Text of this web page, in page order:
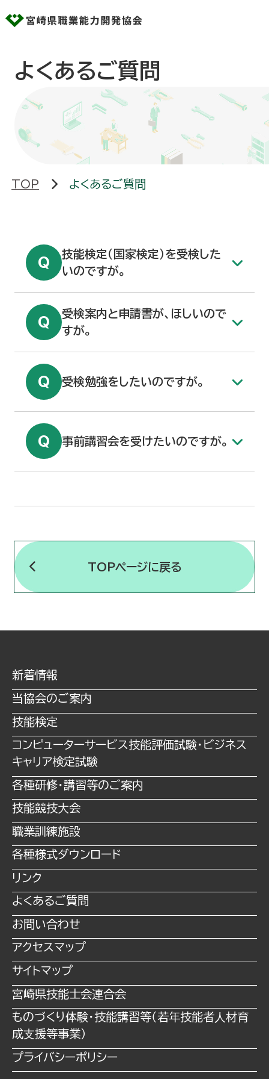
文字サイズ 標準 大
背景色 青 白
新着情報
当協会のご案内
コンピューターサービス技能評価試験・ビ
ジネスキャリア検定試験
各種研修・講習等のご案内
技能競技⼤会
職業訓練施設
各種様式ダウンロード
リンク
アクセスマップ
サイトマップ
宮崎県技能士会連合会
ものづくり体験・技能講習等（若年技能者
⼈材育成⽀援等事業）
プライバシーポリシー
よくあるご質問
TOP よくあるご質問
技能検定（国家検定）を受検した
いのですが。
受検案内と申請書が、ほしいので
すが。
受検勉強をしたいのですが。
事前講習会を受けたいのですが。
TOPページに戻る
新着情報
当協会のご案内
技能検定
コンピューターサービス技能評価試験・ビジネス
キャリア検定試験
各種研修・講習等のご案内
技能競技⼤会
職業訓練施設
各種様式ダウンロード
リンク
よくあるご質問
お問い合わせ
アクセスマップ
サイトマップ
宮崎県技能士会連合会
ものづくり体験・技能講習等（若年技能者⼈材育
成⽀援等事業）
プライバシーポリシー